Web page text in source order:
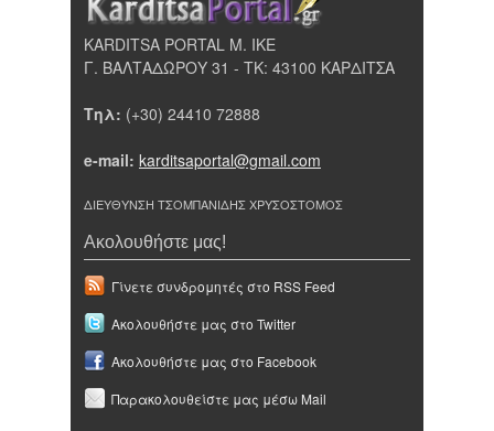
KARDITSA PORTAL Μ. ΙΚΕ
Γ. ΒΑΛΤΑΔΩΡΟΥ 31 - ΤΚ: 43100 ΚΑΡΔΙΤΣΑ
Τηλ: (+30) 24410 72888
e-mail: karditsaportal@gmail.com
ΔΙΕΥΘΥΝΣΗ ΤΣΟΜΠΑΝΙΔΗΣ ΧΡΥΣΟΣΤΟΜΟΣ
Ακολουθήστε μας!
Γίνετε συνδρομητές στο RSS Feed
Ακολουθήστε μας στο Twitter
Ακολουθήστε μας στο Facebook
Παρακολουθείστε μας μέσω Mail